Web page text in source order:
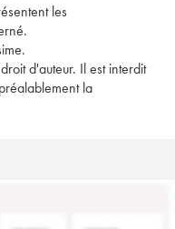
les
d'auteur. Il est interdit
la